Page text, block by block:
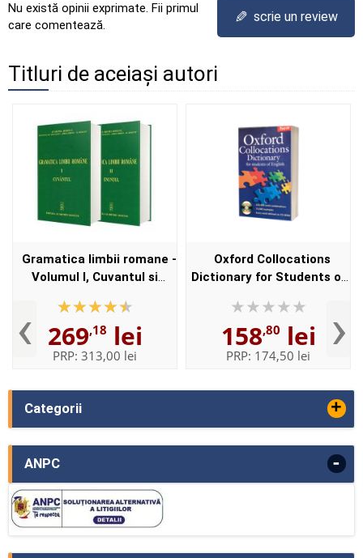
Categorii +
ANPC -
Nu există opinii exprimate. Fii primul
care comentează.
✎ scrie un review
Titluri de aceiași autori
‹
Gramatica limbii romane -
Volumul I, Cuvantul si
Elaborata sub egida
Institutului de
Lingvistica,,...
269,18 lei
PRP: 313,00 lei
Oxford Collocations
Dictionary for Students of
students of English -
Format, Paperback
158,80 lei
PRP: 174,50 lei ›